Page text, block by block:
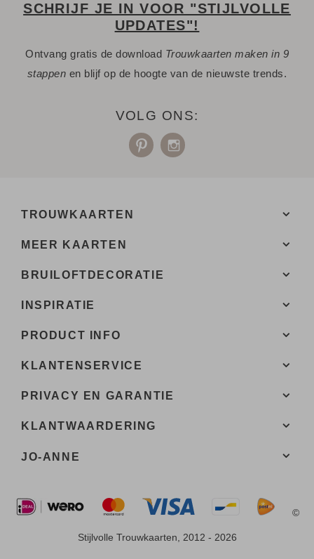
SCHRIJF JE IN VOOR "STIJLVOLLE
UPDATES"!
Ontvang gratis de download Trouwkaarten maken in 9
stappen en blijf op de hoogte van de nieuwste trends.
VOLG ONS:
TROUWKAARTEN
MEER KAARTEN
BRUILOFTDECORATIE
INSPIRATIE
PRODUCT INFO
KLANTENSERVICE
PRIVACY EN GARANTIE
KLANTWAARDERING
JO-ANNE
©
Stijlvolle Trouwkaarten, 2012 - 2026